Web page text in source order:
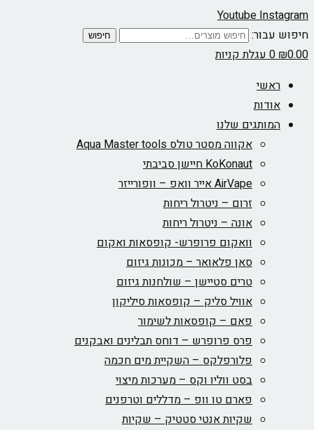
YoutubeInstagram
חיפוש עבור:
חיפוש
₪0.00
0עגלת קניות
ראשי
אודות
המותגים שלנו
אקווה מסטר טולס Aqua Master tools
KoKonaut חיישן סביבתי
AirVape אייר וואפ – וופורייזר
זרום – ניטרול ריחות
אונה – ניטרול ריחות
וואקום פרופרש- קופסאות ואקום
סאן פלאואר – מכונות גיזום
טרים סטיישן – שולחנות גיזום
אוויל סליק – קופסאות סיליקון
פאם – קופסאות לשימור
פרס פרופרש – דוחס תבלינים ואבקנים
פלורפלקס – השקיית מים חכמה
בסט ווליו וקס – מערכות מיצוי
פארם טו וופ – מדללים וטרפנים
שקיות אנטי סטטיק – שקיות